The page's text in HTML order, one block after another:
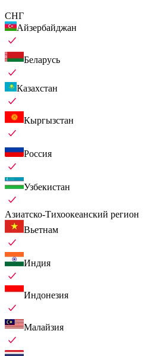
СНГ
Айзербайджан
Беларусь
Казахстан
Кыргызстан
Россия
Узбекистан
Азиатско-Тихоокеанский регион
Вьетнам
Индия
Индонезия
Малайзия